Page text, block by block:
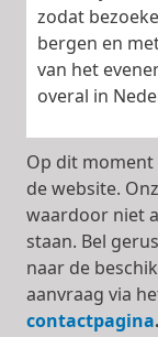
zodat
bergen en
van het
overal in
Op dit
de website.
waardoor niet
staan. Bel
naar de
aanvraag via
contactpagina.